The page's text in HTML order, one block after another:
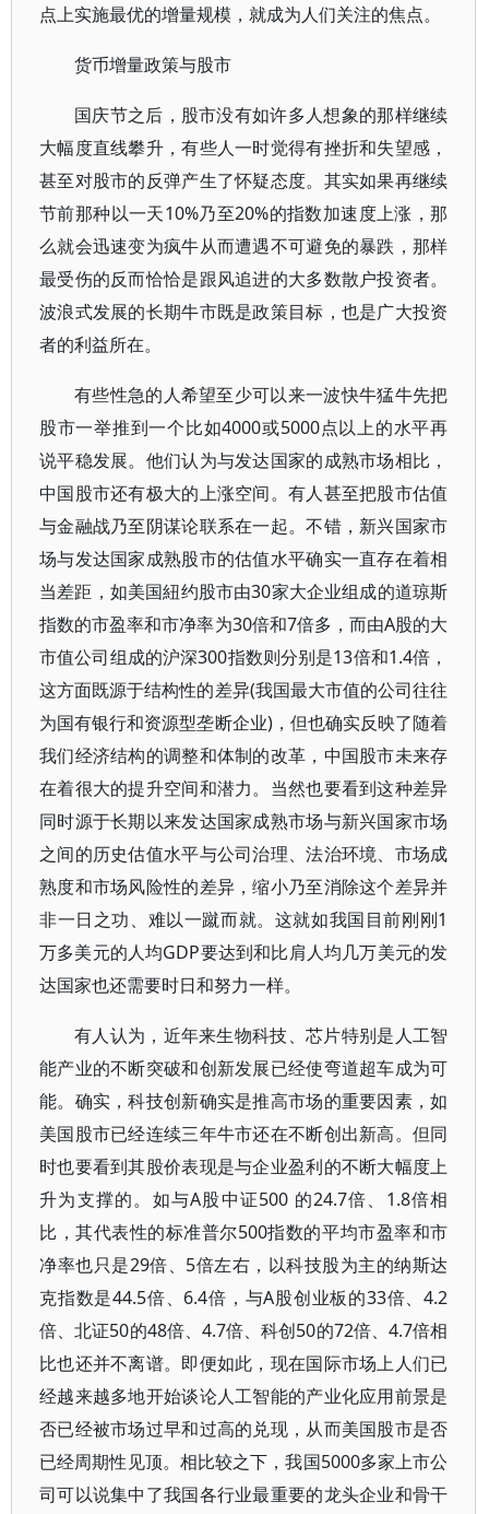
点上实施最优的增量规模，就成为人们关注的焦点。
货币增量政策与股市
国庆节之后，股市没有如许多人想象的那样继续
大幅度直线攀升，有些人一时觉得有挫折和失望感，
甚至对股市的反弹产生了怀疑态度。其实如果再继续
节前那种以一天10%乃至20%的指数加速度上涨，那
么就会迅速变为疯牛从而遭遇不可避免的暴跌，那样
最受伤的反而恰恰是跟风追进的大多数散户投资者。
波浪式发展的长期牛市既是政策目标，也是广大投资
者的利益所在。
有些性急的人希望至少可以来一波快牛猛牛先把
股市一举推到一个比如4000或5000点以上的水平再
说平稳发展。他们认为与发达国家的成熟市场相比，
中国股市还有极大的上涨空间。有人甚至把股市估值
与金融战乃至阴谋论联系在一起。不错，新兴国家市
场与发达国家成熟股市的估值水平确实一直存在着相
当差距，如美国紐约股市由30家大企业组成的道琼斯
指数的市盈率和市净率为30倍和7倍多，而由A股的大
市值公司组成的沪深300指数则分别是13倍和1.4倍，
这方面既源于结构性的差异(我国最大市值的公司往往
为国有银行和资源型垄断企业)，但也确实反映了随着
我们经济结构的调整和体制的改革，中国股市未来存
在着很大的提升空间和潜力。当然也要看到这种差异
同时源于长期以来发达国家成熟市场与新兴国家市场
之间的历史估值水平与公司治理、法治环境、市场成
熟度和市场风险性的差异，缩小乃至消除这个差异并
非一日之功、难以一蹴而就。这就如我国目前刚刚1
万多美元的人均GDP要达到和比肩人均几万美元的发
达国家也还需要时日和努力一样。
有人认为，近年来生物科技、芯片特别是人工智
能产业的不断突破和创新发展已经使弯道超车成为可
能。确实，科技创新确实是推高市场的重要因素，如
美国股市已经连续三年牛市还在不断创出新高。但同
时也要看到其股价表现是与企业盈利的不断大幅度上
升为支撑的。如与A股中证500 的24.7倍、1.8倍相
比，其代表性的标准普尔500指数的平均市盈率和市
净率也只是29倍、5倍左右，以科技股为主的纳斯达
克指数是44.5倍、6.4倍，与A股创业板的33倍、4.2
倍、北证50的48倍、4.7倍、科创50的72倍、4.7倍相
比也还并不离谱。即便如此，现在国际市场上人们已
经越来越多地开始谈论人工智能的产业化应用前景是
否已经被市场过早和过高的兑现，从而美国股市是否
已经周期性见顶。相比较之下，我国5000多家上市公
司可以说集中了我国各行业最重要的龙头企业和骨干